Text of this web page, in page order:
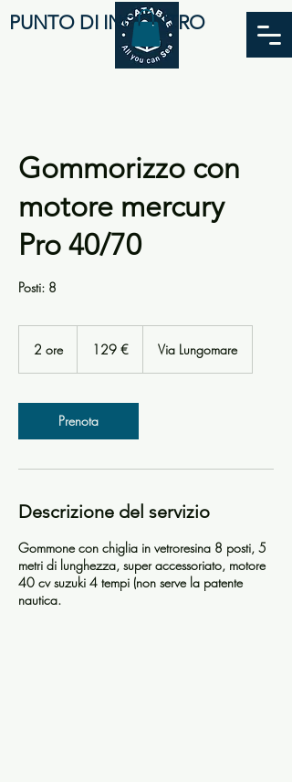
PUNTO DI INCONTRO
Gommorizzo con
motore mercury
Pro 40/70
Posti: 8
2 ore2
e
129 € Via Lungomare
Prenota
Descrizione del servizio
Gommone con chiglia in vetroresina 8 posti, 5
metri di lunghezza, super accessoriato, motore
40 cv suzuki 4 tempi (non serve la patente
nautica.